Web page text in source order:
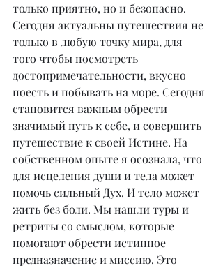
только приятно, но и безопасно.
Сегодня актуальны путешествия не
только в любую точку мира, для
того чтобы посмотреть
достопримечательности, вкусно
поесть и побывать на море. Сегодня
становится важным обрести
значимый путь к себе, и совершить
путешествие к своей Истине. На
собственном опыте я осознала, что
для исцеления души и тела может
помочь сильный Дух. И тело может
жить без боли. Мы нашли туры и
ретриты со смыслом, которые
помогают обрести истинное
предназначение и миссию. Это